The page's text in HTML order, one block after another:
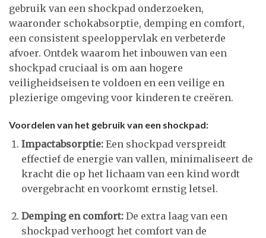
gebruik van een shockpad onderzoeken,
waaronder schokabsorptie, demping en comfort,
een consistent speeloppervlak en verbeterde
afvoer. Ontdek waarom het inbouwen van een
shockpad cruciaal is om aan hogere
veiligheidseisen te voldoen en een veilige en
plezierige omgeving voor kinderen te creëren.
Voordelen van het gebruik van een shockpad:
Impactabsorptie:Een shockpad verspreidt
effectief de energie van vallen, minimaliseert de
kracht die op het lichaam van een kind wordt
overgebracht en voorkomt ernstig letsel.
Demping en comfort:De extra laag van een
shockpad verhoogt het comfort van de